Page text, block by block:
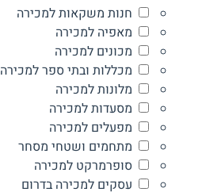
חנות משקאות למכירה
מאפיה למכירה
מכונים למכירה
מכללות ובתי ספר למכירה
מלונות למכירה
מסעדות למכירה
מפעלים למכירה
מתחמים ושטחי מסחר
סופרמרקט למכירה
עסקים למכירה בדרום